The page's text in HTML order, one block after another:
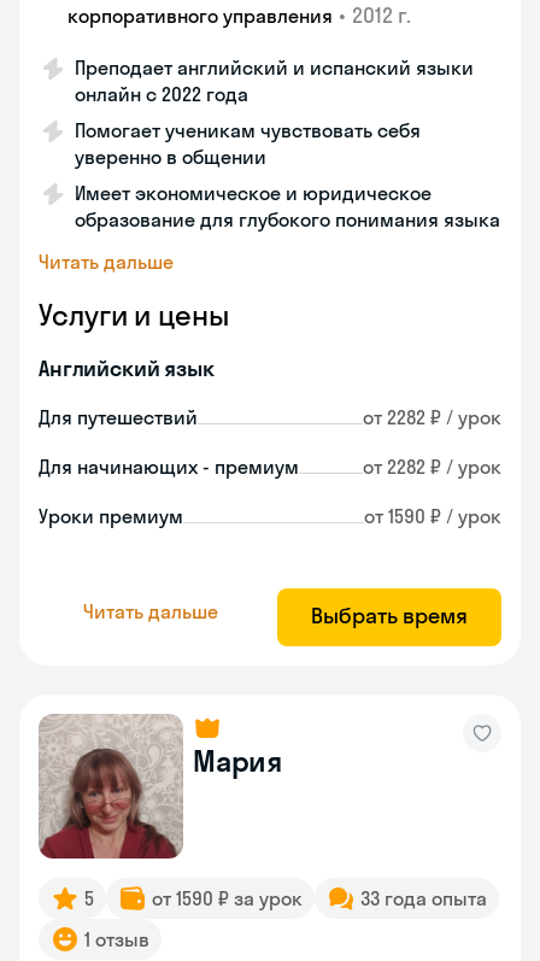
корпоративного управления • 2012 г.
Преподает английский и испанский языки
онлайн с 2022 года
Помогает ученикам чувствовать себя
уверенно в общении
Имеет экономическое и юридическое
образование для глубокого понимания языка
Читать дальше
Услуги и цены
Английский язык
Для путешествий от 2282 ₽ / урок
Для начинающих - премиум от 2282 ₽ / урок
Уроки премиум от 1590 ₽ / урок
Читать дальше Выбрать время
Мария
5 от 1590 ₽ за урок
33 года опыта
1 отзыв